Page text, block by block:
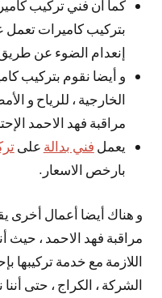
كما أن فني تركيب
بتركيب كاميرات تعمل
إنعدام الضوء عن
و أيضا نقوم بتركيب
الخارجية ، للرياح و
مراقبة فهد الاحمد
يعمل فني بدالة على
بارخص الاسعار.
و هناك أيضا أعمال أخرى
مراقبة فهد الاحمد ، حيث
اللازمة مع خدمة تركيبها
الشركة ، الكراج ، حتى